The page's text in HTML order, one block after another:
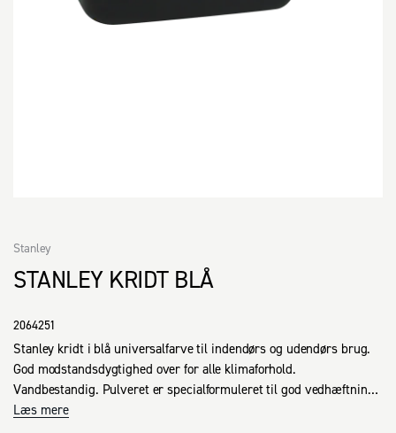
STANLEY KRIDT BLÅ
Stanley
2064251
Stanley kridt i blå universalfarve til indendørs og udendørs brug.
God modstandsdygtighed over for alle klimaforhold.
Vandbestandig. Pulveret er specialformuleret til god vedhæftning
og høj synlighed.
Læs mere